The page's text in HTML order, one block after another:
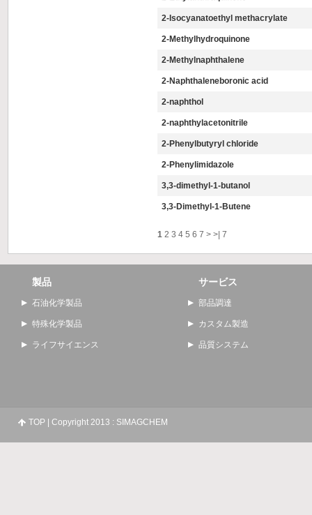
2-Isocyanatoethyl methacrylate
2-Methylhydroquinone
2-Methylnaphthalene
2-Naphthaleneboronic acid
2-naphthol
2-naphthylacetonitrile
2-Phenylbutyryl chloride
2-Phenylimidazole
3,3-dimethyl-1-butanol
3,3-Dimethyl-1-Butene
1 2 3 4 5 6 7 > >| 7
製品
石油化学製品
特殊化学製品
ライフサイエンス
サービス
部品調達
カスタム製造
品質システム
TOP| Copyright 2013 : SIMAGCHEM